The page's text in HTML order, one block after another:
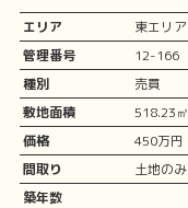
エリア
東エリア
管理番号
12-166
種別
売買
敷地面積
518.23㎡
価格
450万円
間取り
土地のみ
築年数